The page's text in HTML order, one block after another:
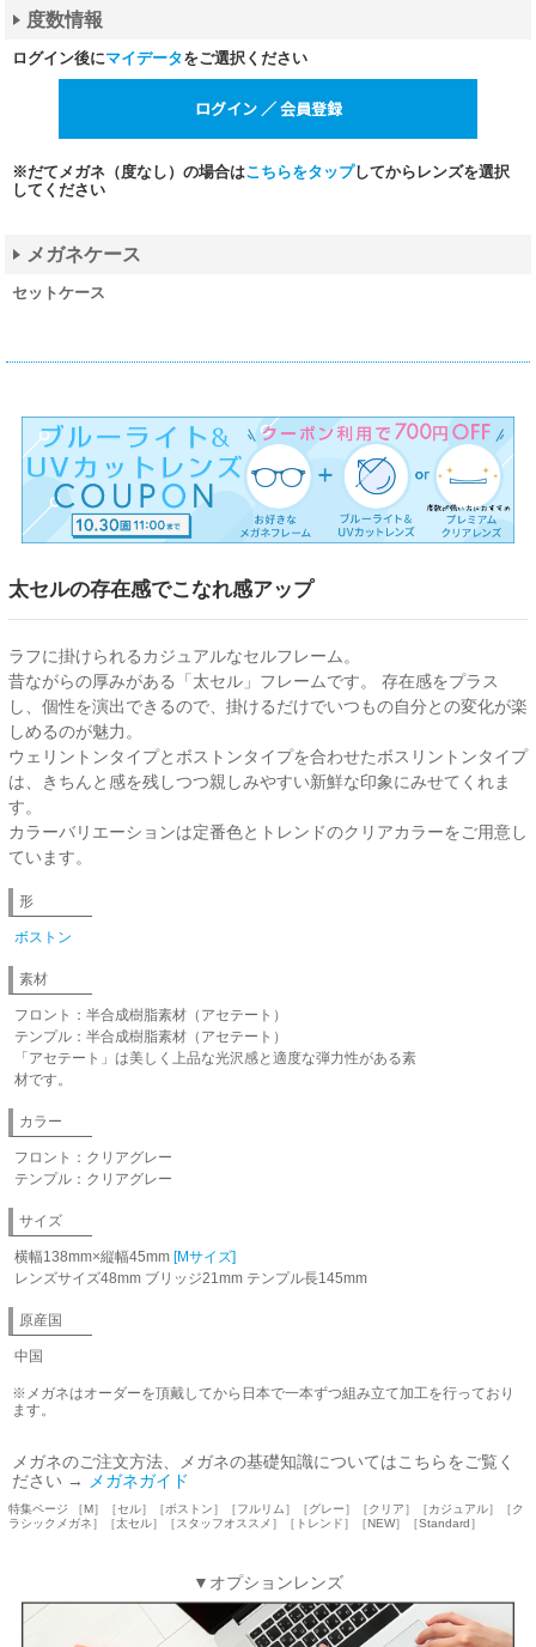
度数情報
ログイン後にマイデータをご選択ください
※だてメガネ（度なし）の場合はこちらをタップしてからレンズを選択
してください
メガネケース
セットケース
太セルの存在感でこなれ感アップ
ラフに掛けられるカジュアルなセルフレーム。
昔ながらの厚みがある「太セル」フレームです。 存在感をプラス
し、個性を演出できるので、掛けるだけでいつもの自分との変化が楽
しめるのが魅力。
ウェリントンタイプとボストンタイプを合わせたボスリントンタイプ
は、きちんと感を残しつつ親しみやすい新鮮な印象にみせてくれま
す。
カラーバリエーションは定番色とトレンドのクリアカラーをご用意し
ています。
形
ボストン
素材
フロント：半合成樹脂素材（アセテート）
テンプル：半合成樹脂素材（アセテート）
「アセテート」は美しく上品な光沢感と適度な弾力性がある素
材です。
カラー
フロント：クリアグレー
テンプル：クリアグレー
サイズ
横幅138mm×縦幅45mm [Mサイズ]
レンズサイズ48mm ブリッジ21mm テンプル長145mm
原産国
中国
※メガネはオーダーを頂戴してから日本で一本ずつ組み立て加工を行っており
ます。
メガネのご注文方法、メガネの基礎知識についてはこちらをご覧く
ださい →
メガネガイド
特集ページ ［M］［セル］［ボストン］［フルリム］［グレー］［クリア］［カジュアル］［ク
ラシックメガネ］［太セル］［スタッフオススメ］［トレンド］［NEW］［Standard］
▼オプションレンズ